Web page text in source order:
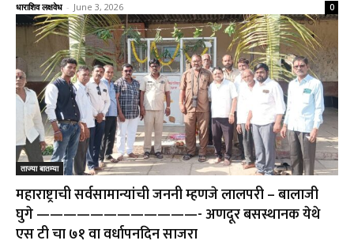
धाराशिव लक्षवेध - June 3, 2026 0
ताज्या बातम्या
महाराष्ट्राची सर्वसामान्यांची जननी म्हणजे लालपरी – बालाजी
घुगे ————————————- अणदूर बसस्थानक येथे
एस टी चा ७१ वा वर्धापनदिन साजरा